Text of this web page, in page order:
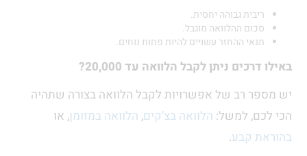
ריבית גבוהה יחסית.
סכום ההלוואה מוגבל.
תנאי ההחזר עשויים להיות פחות נוחים.
באילו דרכים ניתן לקבל הלוואה עד 20,000?
יש מספר רב של אפשרויות לקבל הלוואה בצורה שתהיה
הכי לכם, למשל: הלוואה בצ’קים, הלוואה במזומן, או
בהוראת קבע.